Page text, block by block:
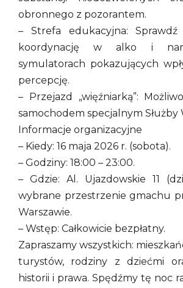
obronnego z pozorantem.
– Strefa edukacyjna:
koordynację w alko i
symulatorach pokazujących
percepcję.
– Przejazd „więźniarką”:
samochodem specjalnym Służby
Informacje organizacyjne
– Kiedy: 16 maja 2026 r. (sobota).
– Godziny: 18:00 – 23:00.
– Gdzie: Al. Ujazdowskie 11
wybrane przestrzenie gmachu
Warszawie.
– Wstęp: Całkowicie bezpłatny.
Zapraszamy wszystkich:
turystów, rodziny z dziećmi
historii i prawa. Spędźmy tę noc